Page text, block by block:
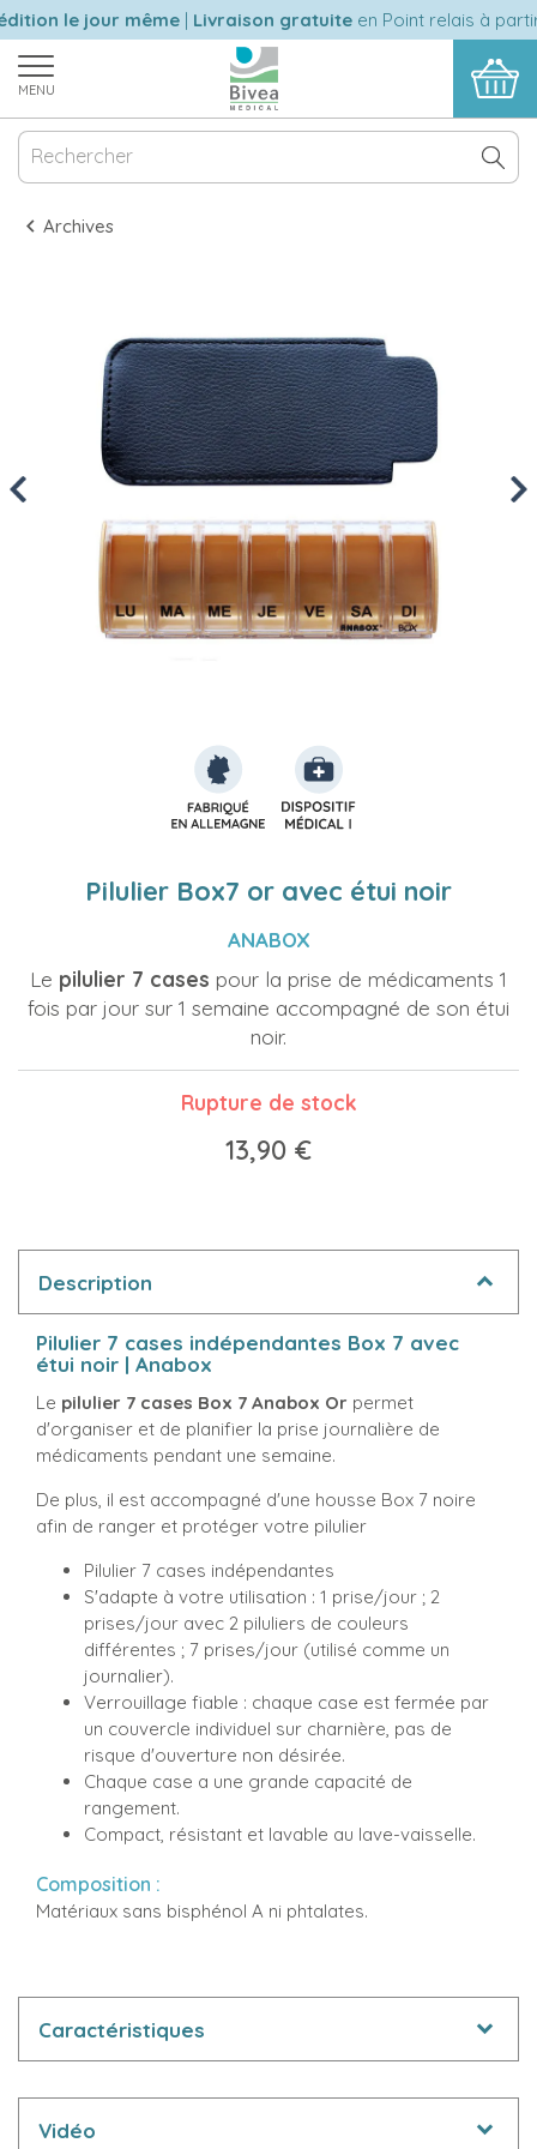
le jour même|Livraison gratuiteen Point relais à partir
MENU
Archives
Previous
Pilulier Box7 or avec étui noir
ANABOX
Le pilulier 7 cases pour la prise de médicaments 1
fois par jour sur 1 semaine accompagné de son étui
noir.
Rupture de stock
13,90 €
Description
Pilulier 7 cases indépendantes Box 7 avec
étui noir | Anabox
Le pilulier 7 cases Box 7 Anabox Or permet
d'organiser et de planifier la prise journalière de
médicaments pendant une semaine.
De plus, il est accompagné d'une housse Box 7 noire
afin de ranger et protéger votre pilulier
Pilulier 7 cases indépendantes
S'adapte à votre utilisation : 1 prise/jour ; 2
prises/jour avec 2 piluliers de couleurs
différentes ; 7 prises/jour (utilisé comme un
journalier).
Verrouillage fiable : chaque case est fermée par
un couvercle individuel sur charnière, pas de
risque d'ouverture non désirée.
Chaque case a une grande capacité de
rangement.
Compact, résistant et lavable au lave-vaisselle.
Composition :
Matériaux sans bisphénol A ni phtalates.
Caractéristiques
Vidéo